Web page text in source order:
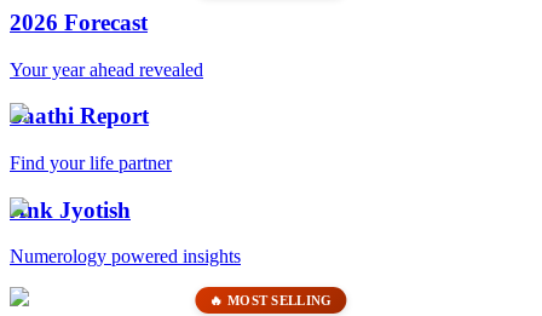
2026 Forecast
Your year ahead revealed
Saathi Report
Find your life partner
Ank Jyotish
Numerology powered insights
🔥 MOST SELLING